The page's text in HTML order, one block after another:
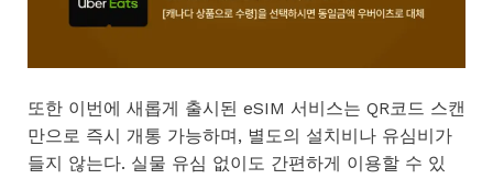
또한 이번에 새롭게 출시된 eSIM 서비스는 QR코드 스캔
만으로 즉시 개통 가능하며, 별도의 설치비나 유심비가
들지 않는다. 실물 유심 없이도 간편하게 이용할 수 있